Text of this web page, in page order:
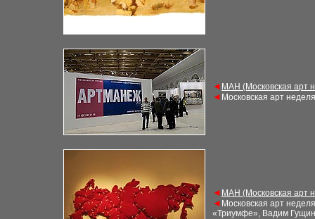
◄ МАН (Московская арт
◄ Московская арт неделя
◄ МАН (Московская арт
◄ Московская арт неделя
«Триумфе», Вадим Гущин